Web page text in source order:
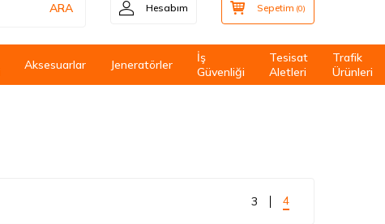
ARA Hesabım Sepetim (0)
Aksesuarlar Jeneratörler
İş
Güvenliği
Tesisat
Aletleri
Trafik
Ürünleri
3 4